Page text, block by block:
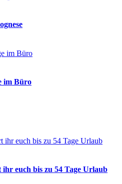
im Büro
ihr euch bis zu 54 Tage Urlaub